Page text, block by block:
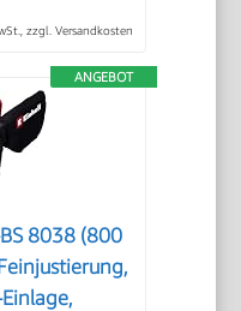
zzgl. Versandkosten
ANGEBOT
8038 (800